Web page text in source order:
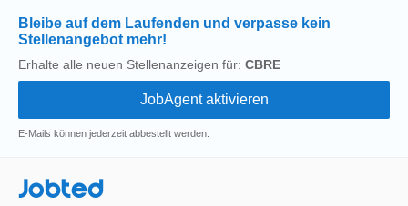
Bleibe auf dem Laufenden und verpasse kein
Stellenangebot mehr!
Erhalte alle neuen Stellenanzeigen für: CBRE
E-Mails können jederzeit abbestellt werden.
Jobted